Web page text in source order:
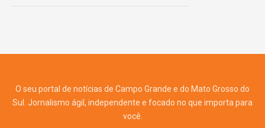
O seu portal de notícias de Campo Grande e do Mato Grosso do
Sul. Jornalismo ágil, independente e focado no que importa para
você.